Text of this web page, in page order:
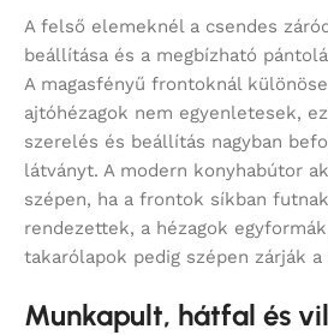
A felső elemeknél a csendes
beállítása és a megbízható
A magasfényű frontoknál
ajtóhézagok nem egyenletesek,
szerelés és beállítás nagyban
látványt. A modern konyhabútor
szépen, ha a frontok síkban
rendezettek, a hézagok
takarólapok pedig szépen zárják
Munkapult, hátfal és